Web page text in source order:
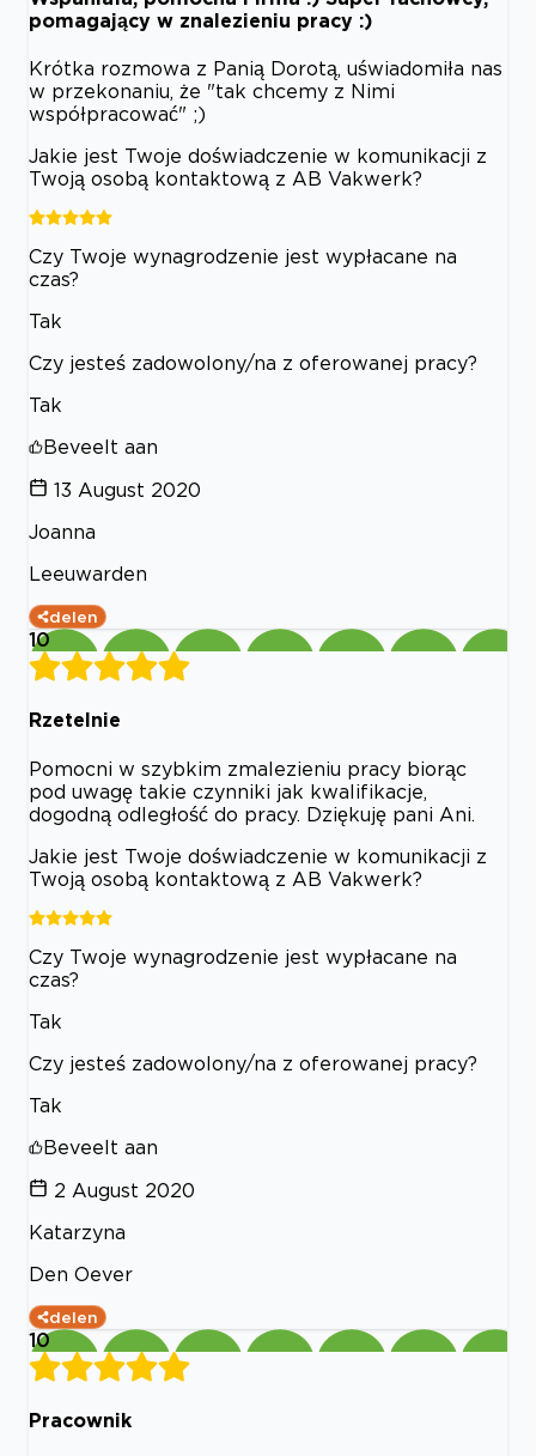
pomagający w znalezieniu pracy :)
Krótka rozmowa z Panią Dorotą, uświadomiła nas
w przekonaniu, że "tak chcemy z Nimi
współpracować" ;)
Jakie jest Twoje doświadczenie w komunikacji z
Twoją osobą kontaktową z AB Vakwerk?
Czy Twoje wynagrodzenie jest wypłacane na
czas?
Tak
Czy jesteś zadowolony/na z oferowanej pracy?
Tak
Beveelt aan
13 August 2020
Joanna
Leeuwarden
delen
10
Rzetelnie
Pomocni w szybkim zmalezieniu pracy biorąc
pod uwagę takie czynniki jak kwalifikacje,
dogodną odległość do pracy. Dziękuję pani Ani.
Jakie jest Twoje doświadczenie w komunikacji z
Twoją osobą kontaktową z AB Vakwerk?
Czy Twoje wynagrodzenie jest wypłacane na
czas?
Tak
Czy jesteś zadowolony/na z oferowanej pracy?
Tak
Beveelt aan
2 August 2020
Katarzyna
Den Oever
delen
10
Pracownik